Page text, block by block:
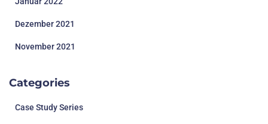
Dezember 2021
November 2021
Categories
Case Study Series